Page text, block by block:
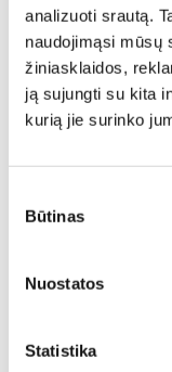
analizuoti srautą.
naudojimąsi mūsų
žiniasklaidos,
ją sujungti su kita
kurią jie surinko
pasirinkimas
Būtinas
Nuostatos
Statistika